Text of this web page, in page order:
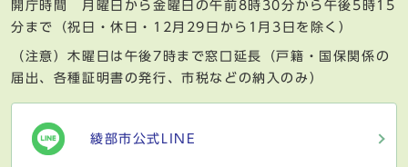
開庁時間 月曜日から金曜日の午前8時30分から午後5時15
分まで（祝日・休日・12月29日から1月3日を除く）
（注意）木曜日は午後7時まで窓口延長（戸籍・国保関係の
届出、各種証明書の発行、市税などの納入のみ）
綾部市公式LINE